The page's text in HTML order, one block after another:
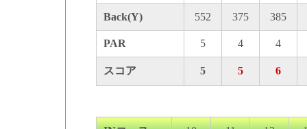
Back(Y) 552 375 385
PAR 5 4 4
スコア 5 5 6